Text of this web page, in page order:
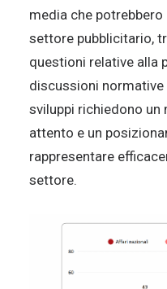
media che
settore pubblicitario,
questioni relative alla
discussioni
sviluppi richiedono
attento e un
rappresentare
settore.